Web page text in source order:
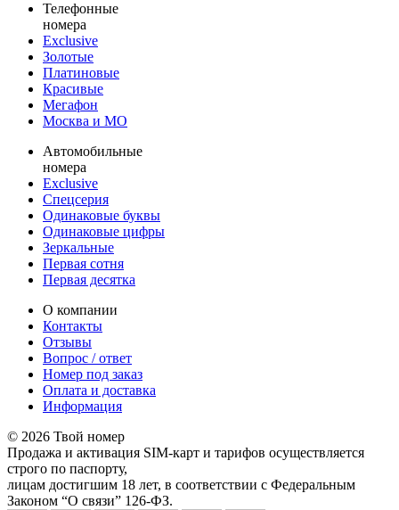
Телефонные
номера
Exclusive
Золотые
Платиновые
Красивые
Мегафон
Москва и МО
Автомобильные
номера
Exclusive
Спецсерия
Одинаковые буквы
Одинаковые цифры
Зеркальные
Первая сотня
Первая десятка
О компании
Контакты
Отзывы
Вопрос / ответ
Номер под заказ
Оплата и доставка
Информация
© 2026 Твой номер
Продажа и активация SIM-карт и тарифов осуществляется
строго по паспорту,
лицам достигшим 18 лет, в соответствии с Федеральным
Законом “О связи” 126-ФЗ.